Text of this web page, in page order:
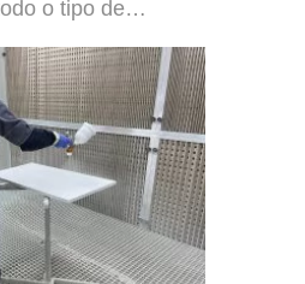
o tipo de…